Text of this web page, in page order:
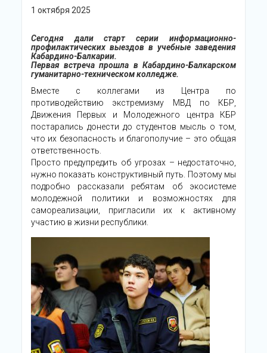
1 октября 2025
Сегодня дали старт серии информационно-
профилактических выездов в учебные заведения
Кабардино-Балкарии.
Первая встреча прошла в Кабардино-Балкарском
гуманитарно-техническом колледже.
Вместе с коллегами из Центра по
противодействию экстремизму МВД по КБР,
Движения Первых и Молодежного центра КБР
постарались донести до студентов мысль о том,
что их безопасность и благополучие – это общая
ответственность.
Просто предупредить об угрозах – недостаточно,
нужно показать конструктивный путь. Поэтому мы
подробно рассказали ребятам об экосистеме
молодежной политики и возможностях для
самореализации, пригласили их к активному
участию в жизни республики.